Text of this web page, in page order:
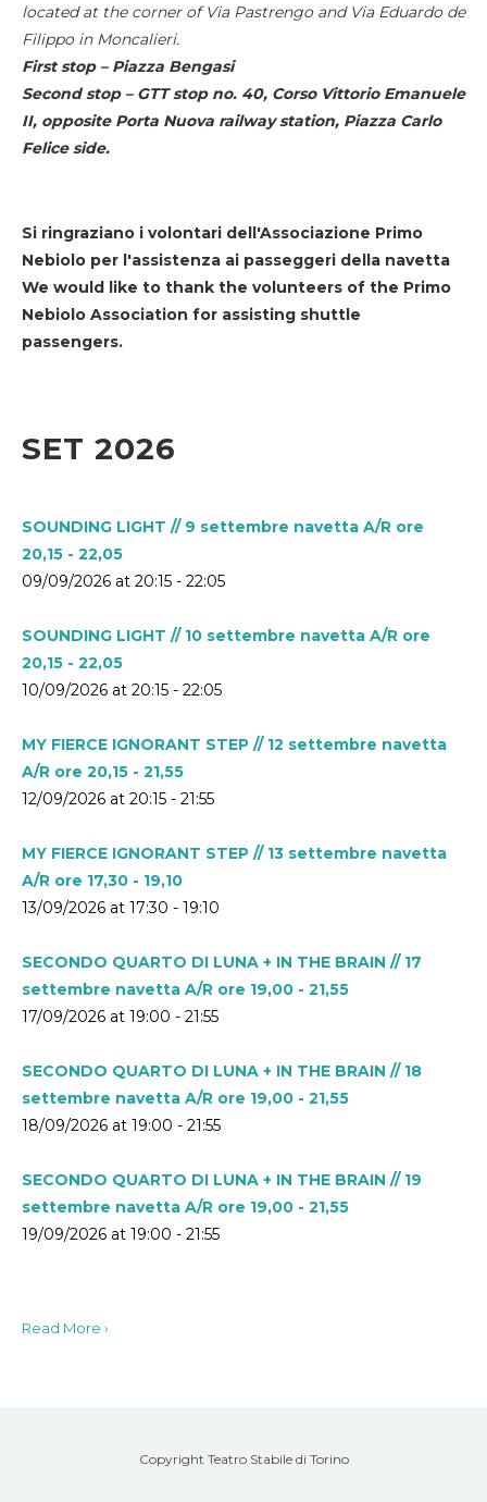
located at the corner of Via Pastrengo and Via Eduardo de
Filippo in Moncalieri.
First stop – Piazza Bengasi
Second stop – GTT stop no. 40, Corso Vittorio Emanuele
II, opposite Porta Nuova railway station, Piazza Carlo
Felice side.
Si ringraziano i volontari dell'Associazione Primo
Nebiolo per l'assistenza ai passeggeri della navetta
We would like to thank the volunteers of the Primo
Nebiolo Association for assisting shuttle
passengers.
SET 2026
SOUNDING LIGHT // 9 settembre navetta A/R ore
20,15 - 22,05
09/09/2026 at 20:15 - 22:05
SOUNDING LIGHT // 10 settembre navetta A/R ore
20,15 - 22,05
10/09/2026 at 20:15 - 22:05
MY FIERCE IGNORANT STEP // 12 settembre navetta
A/R ore 20,15 - 21,55
12/09/2026 at 20:15 - 21:55
MY FIERCE IGNORANT STEP // 13 settembre navetta
A/R ore 17,30 - 19,10
13/09/2026 at 17:30 - 19:10
SECONDO QUARTO DI LUNA + IN THE BRAIN // 17
settembre navetta A/R ore 19,00 - 21,55
17/09/2026 at 19:00 - 21:55
SECONDO QUARTO DI LUNA + IN THE BRAIN // 18
settembre navetta A/R ore 19,00 - 21,55
18/09/2026 at 19:00 - 21:55
SECONDO QUARTO DI LUNA + IN THE BRAIN // 19
settembre navetta A/R ore 19,00 - 21,55
19/09/2026 at 19:00 - 21:55
Read More ›
Copyright Teatro Stabile di Torino